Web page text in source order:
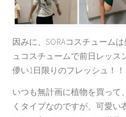
因みに、SORAコスチューム
ュコスチュームで前日レッス
儚い1日限りのフレッシュ！！
いつも無計画に植物を買って
くタイプなのですが、可愛い